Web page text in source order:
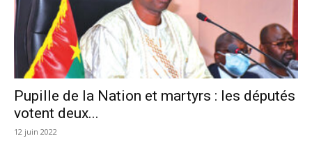
Pupille de la Nation et martyrs : les députés
votent deux...
12 juin 2022